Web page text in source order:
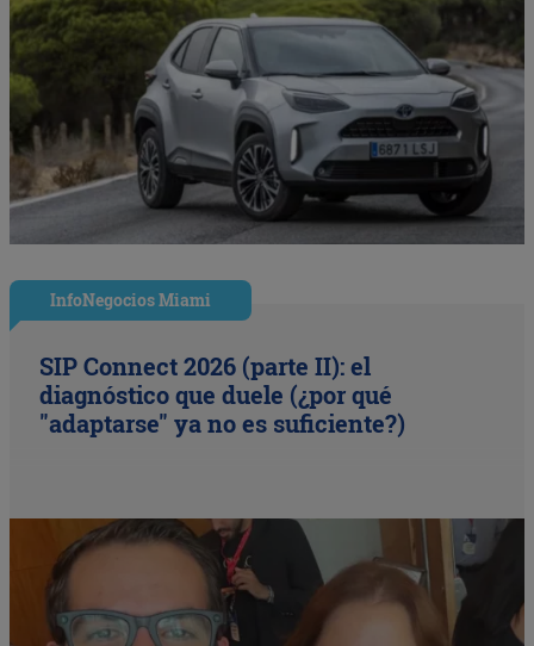
InfoNegocios Miami
SIP Connect 2026 (parte II): el
diagnóstico que duele (¿por qué
"adaptarse" ya no es suficiente?)